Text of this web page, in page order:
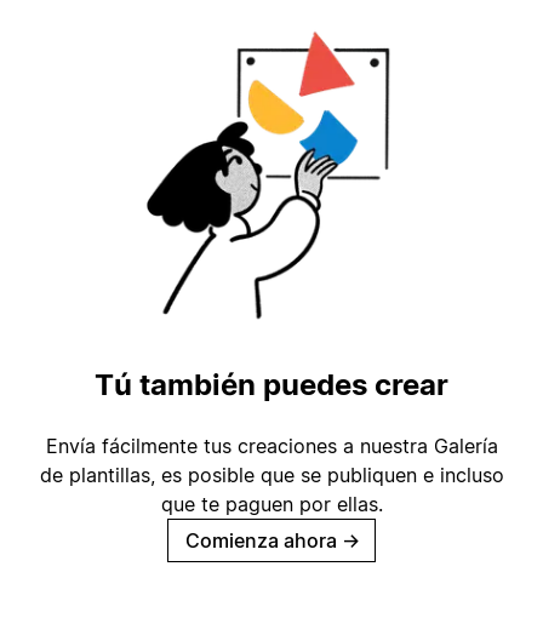
Tú también puedes crear
Envía fácilmente tus creaciones a nuestra Galería
de plantillas, es posible que se publiquen e incluso
que te paguen por ellas.
Comienza ahora →